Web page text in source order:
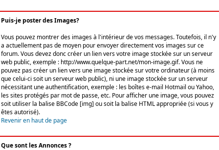
Puis-je poster des Images?
Vous pouvez montrer des images à l'intérieur de vos messages. Toutefois, il n'y
a actuellement pas de moyen pour envoyer directement vos images sur ce
forum. Vous devez donc créer un lien vers votre image stockée sur un serveur
web public, exemple : http://www.quelque-part.net/mon-image.gif. Vous ne
pouvez pas créer un lien vers une image stockée sur votre ordinateur (à moins
que celui-ci soit un serveur web public), ni une image stockée sur un serveur
nécessitant une authentification, exemple : les boîtes e-mail Hotmail ou Yahoo,
les sites protégés par mot de passe, etc. Pour afficher une image, vous pouvez
soit utiliser la balise BBCode [img] ou soit la balise HTML appropriée (si vous y
êtes autorisé).
Revenir en haut de page
Que sont les Annonces ?